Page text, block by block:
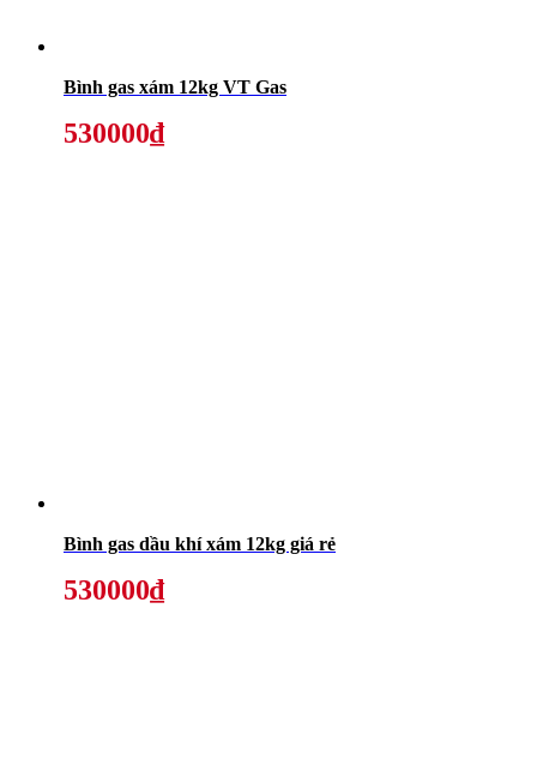
Bình gas xám 12kg VT Gas
530000₫
Bình gas dầu khí xám 12kg giá rẻ
530000₫